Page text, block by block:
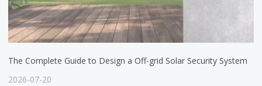
The Complete Guide to Design a Off-grid Solar Security System
2026-07-20